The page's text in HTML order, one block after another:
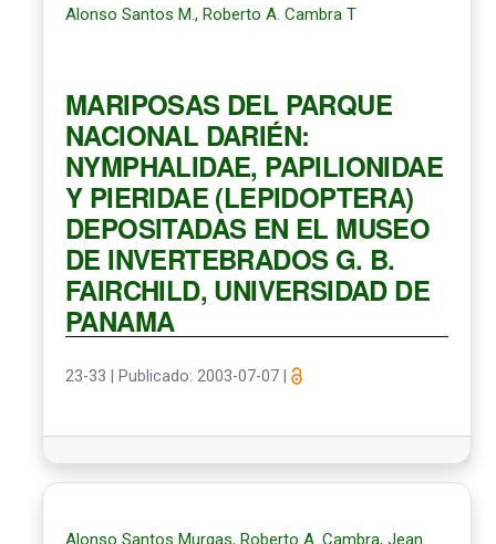
Alonso Santos M., Roberto A. Cambra T
MARIPOSAS DEL PARQUE
NACIONAL DARIÉN:
NYMPHALIDAE, PAPILIONIDAE
Y PIERIDAE (LEPIDOPTERA)
DEPOSITADAS EN EL MUSEO
DE INVERTEBRADOS G. B.
FAIRCHILD, UNIVERSIDAD DE
PANAMA
23-33 Publicado: 2003-07-07
Alonso Santos Murgas, Roberto A. Cambra, Jean